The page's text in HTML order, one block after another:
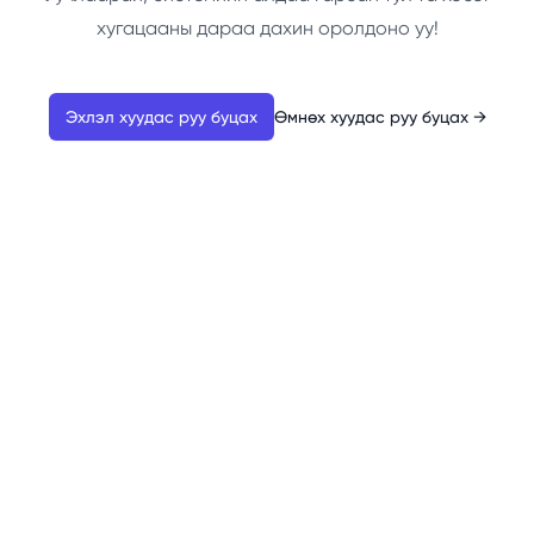
хугацааны дараа дахин оролдоно уу!
Эхлэл хуудас руу буцах Өмнөх хуудас руу буцах →